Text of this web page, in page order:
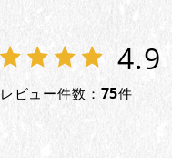
4.9
レビュー件数： 75件